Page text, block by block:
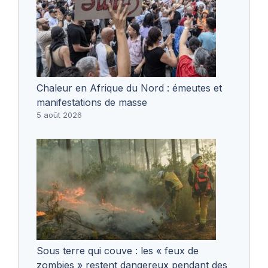
Chaleur en Afrique du Nord : émeutes et
manifestations de masse
5 août 2026
Sous terre qui couve : les « feux de
zombies » restent dangereux pendant des